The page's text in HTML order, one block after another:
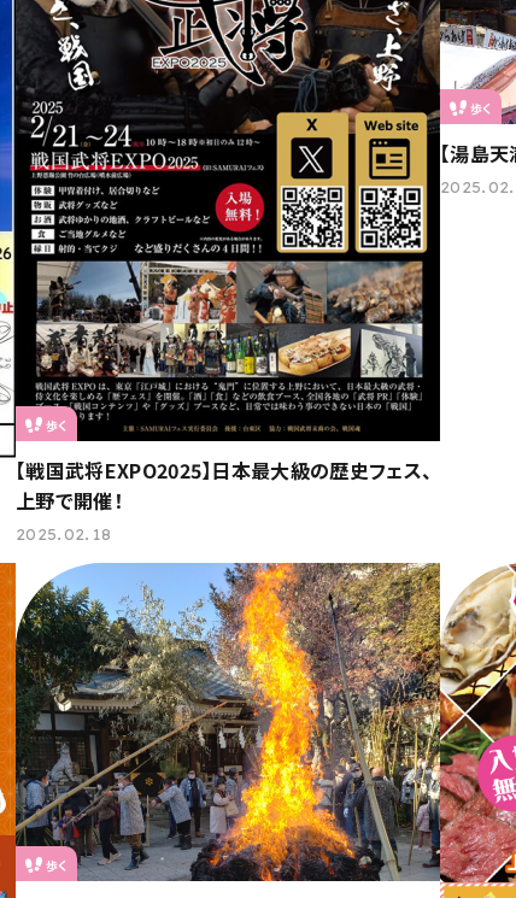
歩く
【戦国武将EXPO2025】日本最大級の歴史フェス、
上野で開催！
2025.02.18
歩く
【湯島
歩く